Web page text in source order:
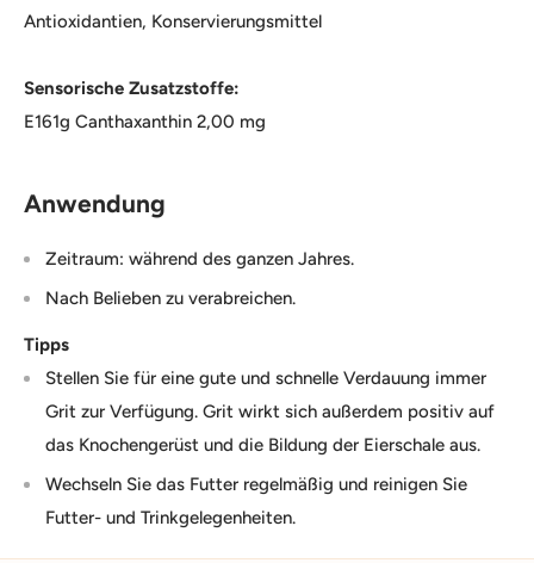
Antioxidantien, Konservierungsmittel
Sensorische Zusatzstoffe:
E161g Canthaxanthin 2,00 mg
Anwendung
Zeitraum: während des ganzen Jahres.
Nach Belieben zu verabreichen.
Tipps
Stellen Sie für eine gute und schnelle Verdauung immer
Grit zur Verfügung. Grit wirkt sich außerdem positiv auf
das Knochengerüst und die Bildung der Eierschale aus.
Wechseln Sie das Futter regelmäßig und reinigen Sie
Futter- und Trinkgelegenheiten.